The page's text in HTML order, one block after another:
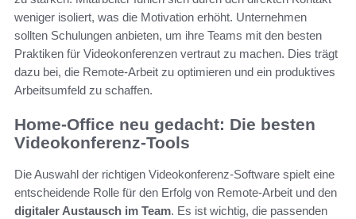
weniger isoliert, was die Motivation erhöht. Unternehmen
sollten Schulungen anbieten, um ihre Teams mit den besten
Praktiken für Videokonferenzen vertraut zu machen. Dies trägt
dazu bei, die Remote-Arbeit zu optimieren und ein produktives
Arbeitsumfeld zu schaffen.
Home-Office neu gedacht: Die besten
Videokonferenz-Tools
Die Auswahl der richtigen Videokonferenz-Software spielt eine
entscheidende Rolle für den Erfolg von Remote-Arbeit und den
digitaler Austausch im Team. Es ist wichtig, die passenden